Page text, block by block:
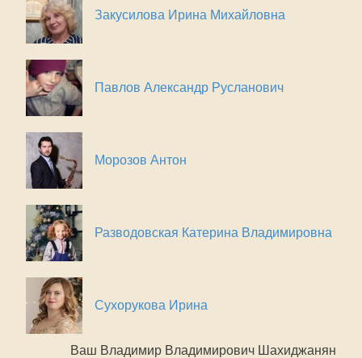
Закусилова Ирина Михайловна
Павлов Александр Русланович
Морозов Антон
Разводовская Катерина Владимировна
Сухорукова Ирина
Ваш Владимир Владимирович Шахиджанян